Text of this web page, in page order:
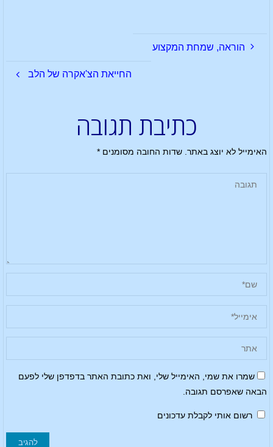
הוראה, שמחת המקצוע
החייאת הצ'אקרה של הלב
כתיבת תגובה
האימייל לא יוצג באתר. שדות החובה מסומנים*
שמרו את שמי, האימייל שלי, ואת כתובת האתר בדפדפן שלי לפעם
הבאה שאפרסם תגובה.
רשום אותי לקבלת עדכונים